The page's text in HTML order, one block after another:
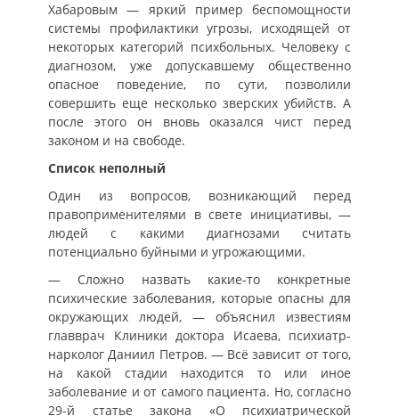
Хабаровым — яркий пример беспомощности
системы профилактики угрозы, исходящей от
некоторых категорий психбольных. Человеку с
диагнозом, уже допускавшему общественно
опасное поведение, по сути, позволили
совершить еще несколько зверских убийств. А
после этого он вновь оказался чист перед
законом и на свободе.
Список неполный
Один из вопросов, возникающий перед
правоприменителями в свете инициативы, —
людей с какими диагнозами считать
потенциально буйными и угрожающими.
— Сложно назвать какие-то конкретные
психические заболевания, которые опасны для
окружающих людей, — объяснил известиям
главврач Клиники доктора Исаева, психиатр-
нарколог Даниил Петров. — Всё зависит от того,
на какой стадии находится то или иное
заболевание и от самого пациента. Но, согласно
29-й статье закона «О психиатрической